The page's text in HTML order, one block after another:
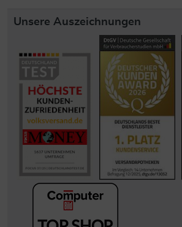
Unsere Auszeichnungen